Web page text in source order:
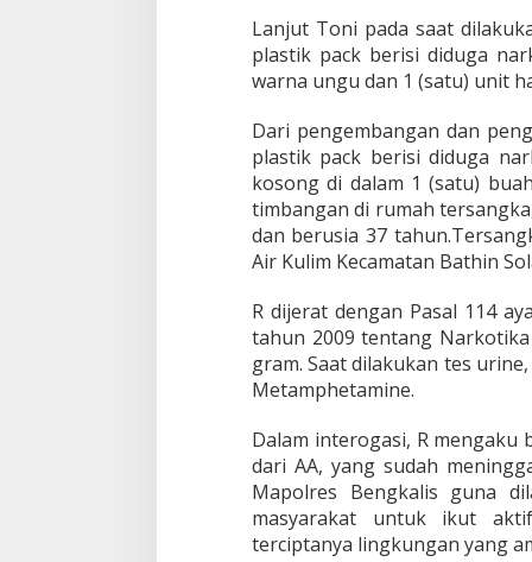
B
a
t
h
n
S
o
l
a
p
a
P
o
l
i
s
D
a
n
g
Lanjut Toni pada saat
plastik pack berisi diduga
warna ungu dan 1 (satu) unit
Dari pengembangan dan
plastik pack berisi diduga
kosong di dalam 1 (satu)
timbangan di rumah
dan berusia 37
Air Kulim Kecamatan Bathin
R dijerat dengan Pasal 114
tahun 2009 tentang
gram. Saat dilakukan tes
Metamphetamine.
Dalam interogasi, R mengaku
dari AA, yang sudah
Mapolres Bengkalis guna
masyarakat untuk ikut
terciptanya lingkungan yang